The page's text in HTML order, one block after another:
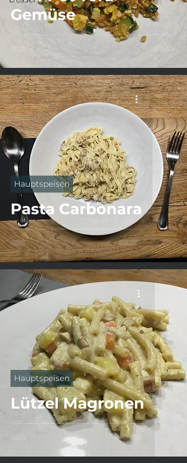
Gemüse
Pasta Carbonara
Hauptspeisen
Lützel Magronen
Hauptspeisen